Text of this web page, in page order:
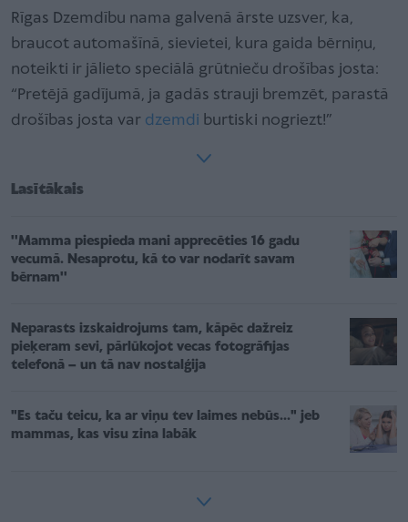
Rīgas Dzemdību nama galvenā ārste uzsver, ka,
braucot automašīnā, sievietei, kura gaida bērniņu,
noteikti ir jālieto speciālā grūtnieču drošības josta:
“Pretējā gadījumā, ja gadās strauji bremzēt, parastā
drošības josta var dzemdi burtiski nogriezt!”
Lasītākais
''Mamma piespieda mani apprecēties 16 gadu
vecumā. Nesaprotu, kā to var nodarīt savam
bērnam''
Neparasts izskaidrojums tam, kāpēc dažreiz
pieķeram sevi, pārlūkojot vecas fotogrāfijas
telefonā – un tā nav nostalģija
"Es taču teicu, ka ar viņu tev laimes nebūs..." jeb
mammas, kas visu zina labāk